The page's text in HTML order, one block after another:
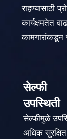
राहण्यासाठी
कार्यक्षमतेत
कामगारांकडून
सेल्फी
उपस्थिती
सेल्फीमुळे
अधिक